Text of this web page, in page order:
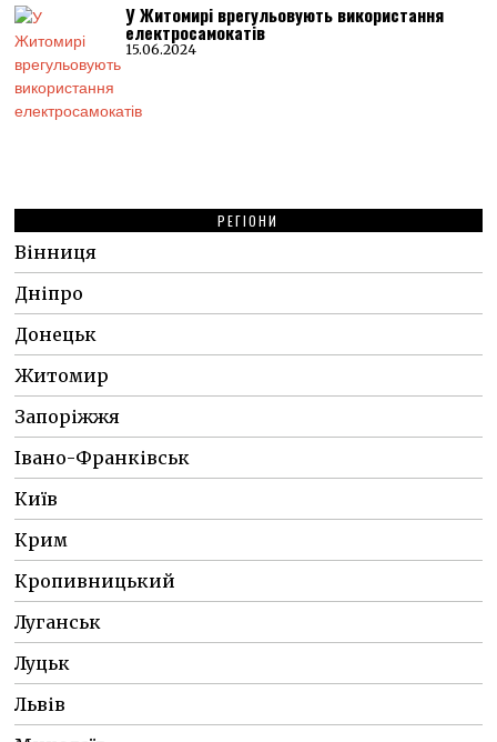
У Житомирі врегульовують використання
електросамокатів
15.06.2024
РЕГІОНИ
Вінниця
Дніпро
Донецьк
Житомир
Запоріжжя
Івано-Франківськ
Київ
Крим
Кропивницький
Луганськ
Луцьк
Львів